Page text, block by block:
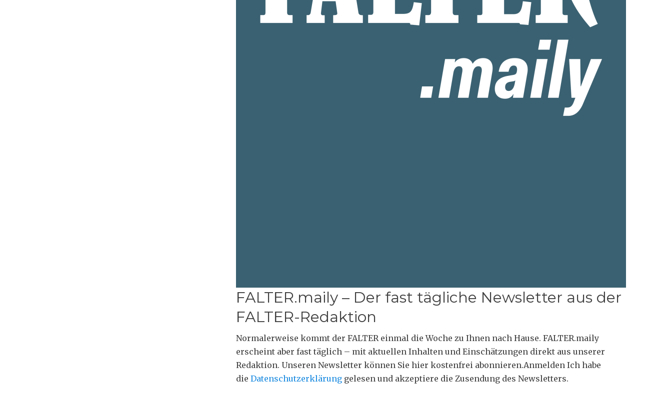
FALTER.maily – Der fast tägliche Newsletter aus der
FALTER-Redaktion
Normalerweise kommt der FALTER einmal die Woche zu Ihnen nach Hause. FALTER.maily
erscheint aber fast täglich – mit aktuellen Inhalten und Einschätzungen direkt aus unserer
Redaktion. Unseren Newsletter können Sie hier kostenfrei abonnieren.Anmelden Ich habe
die Datenschutzerklärung gelesen und akzeptiere die Zusendung des Newsletters.